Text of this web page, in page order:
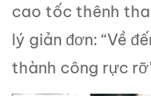
cao tốc thênh
lý giản đơn: “Về
thành công rực